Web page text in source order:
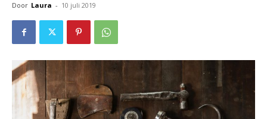
Door Laura - 10 juli 2019